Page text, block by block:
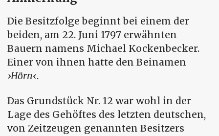
Die Besitzfolge beginnt bei einem der
beiden, am 22. Juni 1797 erwähnten
Bauern namens Michael Kockenbecker.
Einer von ihnen hatte den Beinamen
Hörn .
Das Grundstück Nr. 12 war wohl in der
Lage des Gehöftes des letzten deutschen,
von Zeitzeugen genannten Besitzers